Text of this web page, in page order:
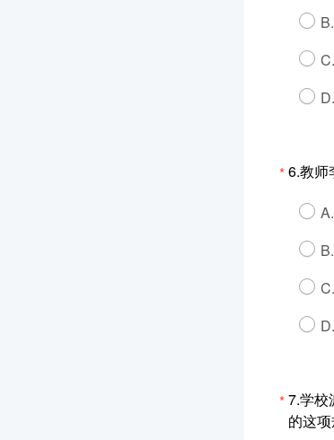
*6.教师
*7.学校
的这项